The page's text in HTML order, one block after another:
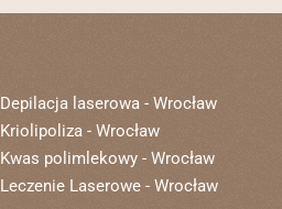
Depilacja laserowa - Wrocław
Kriolipoliza - Wrocław
Kwas polimlekowy - Wrocław
Leczenie Laserowe - Wrocław